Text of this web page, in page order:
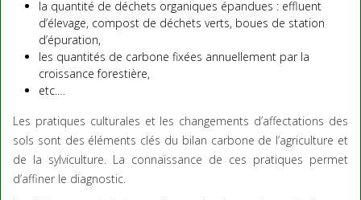
la quantité de déchets organiques épandues : effluent
d’élevage, compost de déchets verts, boues de station
d’épuration,
les quantités de carbone fixées annuellement par la
croissance forestière,
etc.…
Les pratiques culturales et les changements d’affectations des
sols sont des éléments clés du bilan carbone de l’agriculture et
de la sylviculture. La connaissance de ces pratiques permet
d’affiner le diagnostic.